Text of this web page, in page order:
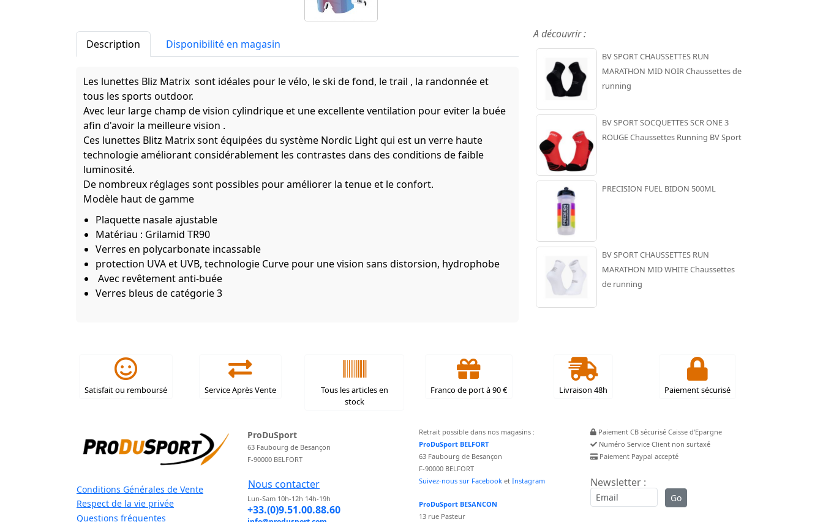
Description Disponibilité en magasin
Les lunettes Bliz Matrix sont idéales pour le vélo, le ski de fond, le trail , la randonnée et
tous les sports outdoor.
Avec leur large champ de vision cylindrique et une excellente ventilation pour eviter la buée
afin d'avoir la meilleure vision .
Ces lunettes Blitz Matrix sont équipées du système Nordic Light qui est un verre haute
technologie améliorant considérablement les contrastes dans des conditions de faible
luminosité.
De nombreux réglages sont possibles pour améliorer la tenue et le confort.
Modèle haut de gamme
Plaquette nasale ajustable
Matériau : Grilamid TR90
Verres en polycarbonate incassable
protection UVA et UVB, technologie Curve pour une vision sans distorsion, hydrophobe
Avec revêtement anti-buée
Verres bleus de catégorie 3
A découvrir :
BV SPORT CHAUSSETTES RUN
MARATHON MID NOIR Chaussettes de
running
BV SPORT SOCQUETTES SCR ONE 3
ROUGE Chaussettes Running BV Sport
PRECISION FUEL BIDON 500ML
BV SPORT CHAUSSETTES RUN
MARATHON MID WHITE Chaussettes
de running
Satisfait ou remboursé Service Après Vente
Tous les articles en
stock
Franco de port à 90 € Livraison 48h Paiement sécurisé
Conditions Générales de Vente
Respect de la vie privée
Questions fréquentes
ProDuSport
63 Faubourg de Besançon
F-90000 BELFORT
Nous contacter
Lun-Sam 10h-12h 14h-19h
+33.(0)9.51.00.88.60
Retrait possible dans nos magasins :
ProDuSport BELFORT
63 Faubourg de Besançon
F-90000 BELFORT
Suivez-nous sur Facebook et Instagram
ProDuSport BESANCON
13 rue Pasteur
Paiement CB sécurisé Caisse d'Epargne
Numéro Service Client non surtaxé
Paiement Paypal accepté
Newsletter :